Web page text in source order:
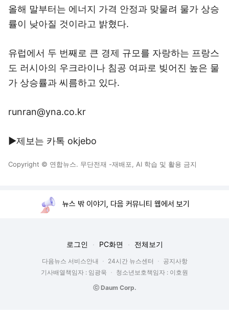
올해 말부터는 에너지 가격 안정과 맞물려 물가 상승
률이 낮아질 것이라고 밝혔다.
유럽에서 두 번째로 큰 경제 규모를 자랑하는 프랑스
도 러시아의 우크라이나 침공 여파로 빚어진 높은 물
가 상승률과 씨름하고 있다.
runran@yna.co.kr
▶제보는 카톡 okjebo
Copyright © 연합뉴스. 무단전재 -재배포, AI 학습 및 활용 금지
뉴스 밖 이야기, 다음 커뮤니티 웹에서 보기
로그인 PC화면 전체보기
다음뉴스 서비스안내 24시간 뉴스센터
공지사항
기사배열책임자 : 임광욱
청소년보호책임자 : 이호원
ⓒ Daum Corp.